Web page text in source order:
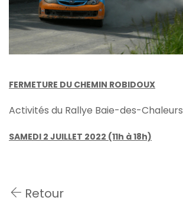
FERMETURE DU CHEMIN ROBIDOUX
Activités du Rallye Baie-des-Chaleurs
SAMEDI 2 JUILLET 2022 (11h à 18h)
Retour